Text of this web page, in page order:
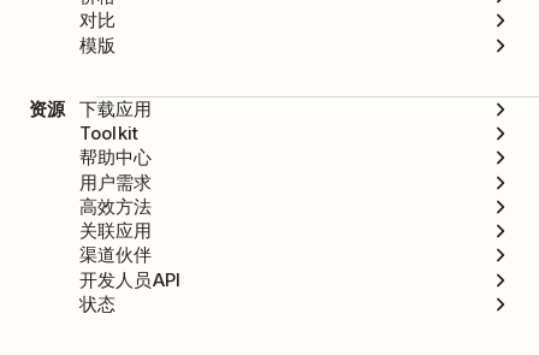
对比
模版
资源
下载应用
Toolkit
帮助中心
用户需求
高效方法
关联应用
渠道伙伴
开发人员API
状态